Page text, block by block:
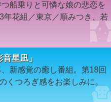
船乗りと可憐な娘の悲恋を
年花組／東京／順みつき、若
星凪」
新感覚の癒し番組。第18回
くつろぎ感をお楽しみに。